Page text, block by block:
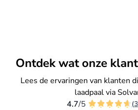
Ontdek wat onze
Lees de ervaringen van klanten
laadpaal via
4.7/5